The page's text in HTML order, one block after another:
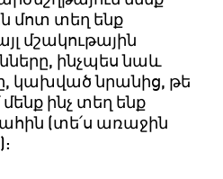
մոտ տեղ ենք
մշակութային
ինչպես նաև
կախված նրանից, թե
ինչ տեղ ենք
(տե՛ս առաջին